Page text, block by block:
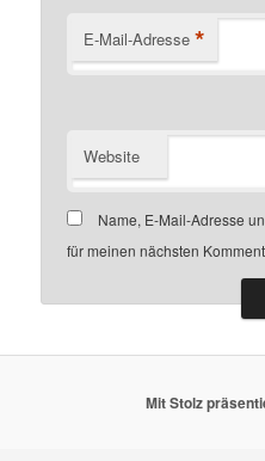
E-Mail-Adresse *
Website
Name, E-Mail-Adresse
für meinen nächsten
Mit Stolz